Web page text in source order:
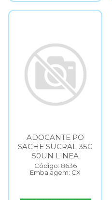
ADOCANTE PO
SACHE SUCRAL 35G
50UN LINEA
Código: 8636
Embalagem: CX